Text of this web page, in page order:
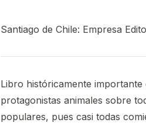
Santiago de Chile: Empresa
Libro históricamente
protagonistas animales sobre
populares, pues casi todas